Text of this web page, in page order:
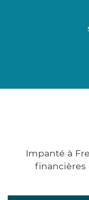
Impanté à
financières